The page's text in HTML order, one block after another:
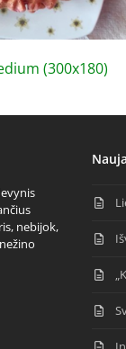
(300x180)
nebijok,